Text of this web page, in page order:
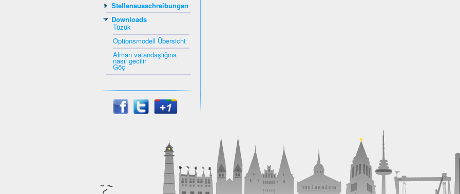
Stellenausschreibungen
Downloads
Tüzük
Optionsmodell Übersicht
Alman vatandaşlığına
nasıl gecilir
Göç